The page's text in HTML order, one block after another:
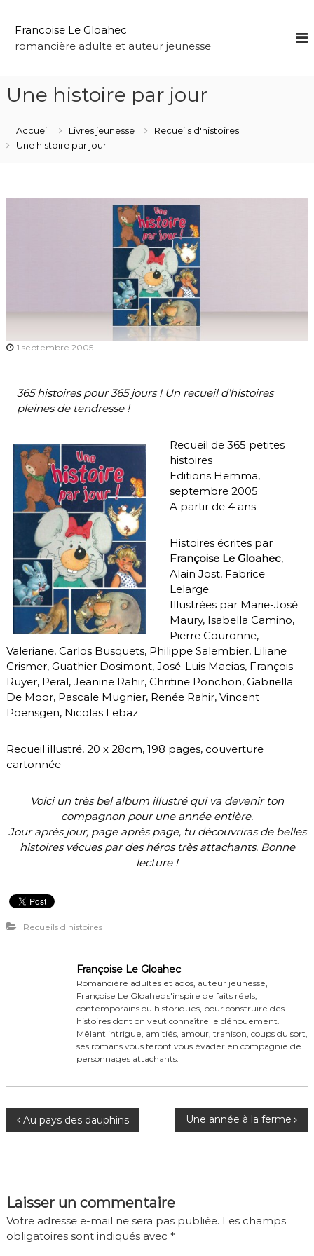
Francoise Le Gloahec
romancière adulte et auteur jeunesse
Une histoire par jour
Accueil Livres jeunesse
Recueils d'histoires
Une histoire par jour
1 septembre 2005
365 histoires pour 365 jours ! Un recueil d’histoires
pleines de tendresse !
Recueil de 365 petites
histoires
Editions Hemma,
septembre 2005
A partir de 4 ans
Histoires écrites par
Françoise Le Gloahec,
Alain Jost, Fabrice
Lelarge.
Illustrées par Marie-José
Maury, Isabella Camino,
Pierre Couronne,
Valeriane, Carlos Busquets, Philippe Salembier, Liliane
Crismer, Guathier Dosimont, José-Luis Macias, François
Ruyer, Peral, Jeanine Rahir, Chritine Ponchon, Gabriella
De Moor, Pascale Mugnier, Renée Rahir, Vincent
Poensgen, Nicolas Lebaz.
Recueil illustré, 20 x 28cm, 198 pages, couverture
cartonnée
Voici un très bel album illustré qui va devenir ton
compagnon pour une année entière.
Jour après jour, page après page, tu découvriras de belles
histoires vécues par des héros très attachants. Bonne
lecture !
Recueils d'histoires
Françoise Le Gloahec
Romancière adultes et ados, auteur jeunesse,
Françoise Le Gloahec s'inspire de faits réels,
contemporains ou historiques, pour construire des
histoires dont on veut connaître le dénouement.
Mêlant intrigue, amitiés, amour, trahison, coups du sort,
ses romans vous feront vous évader en compagnie de
personnages attachants.
N
g
a
Au pays des dauphins Une année à la ferme
Laisser un commentaire
Votre adresse e-mail ne sera pas publiée. Les champs
obligatoires sont indiqués avec *